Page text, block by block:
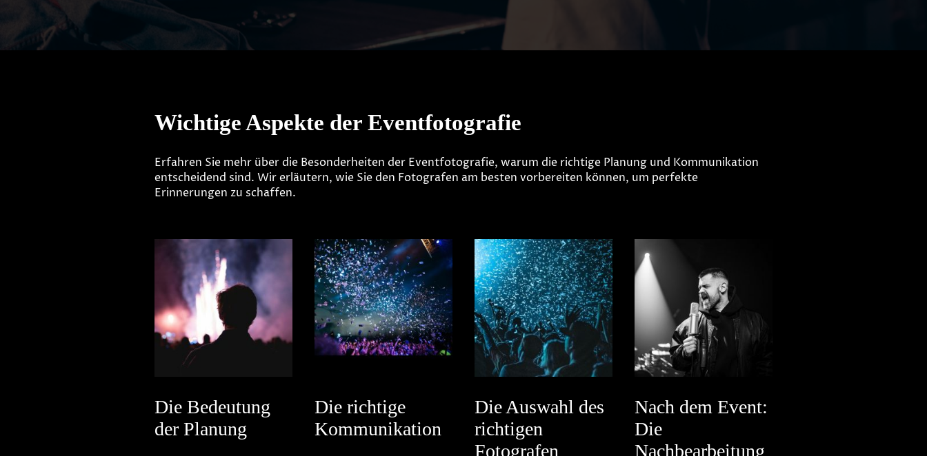
Wichtige Aspekte der Eventfotografie
Erfahren Sie mehr über die Besonderheiten der Eventfotografie, warum die richtige Planung und Kommunikation
entscheidend sind. Wir erläutern, wie Sie den Fotografen am besten vorbereiten können, um perfekte
Erinnerungen zu schaffen.
Die Bedeutung
der Planung
Die richtige
Kommunikation
Die Auswahl des
richtigen
Fotografen
Nach dem Event:
Die
Nachbearbeitung